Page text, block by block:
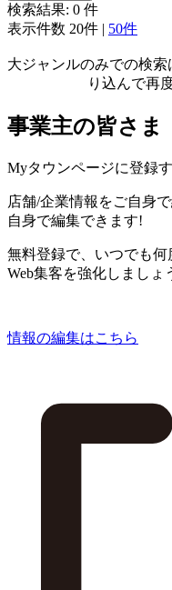
検索結果: 0 件
表示件数 20件 | 50件
大ジャンルのみでの検
り込んで再
事業主の皆さま
Myタウンページに登録
店舗/企業情報をご自身
自身で編集できます!
無料登録で、いつでも何
Web集客を強化しましょ
情報の編集はこちら